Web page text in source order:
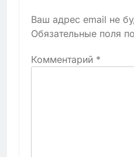
Ваш адрес email не
Обязательные поля
Комментарий *